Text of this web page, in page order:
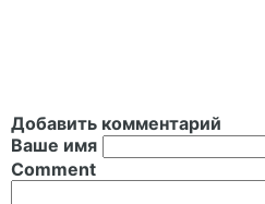
Добавить комментарий
Ваше имя
Comment